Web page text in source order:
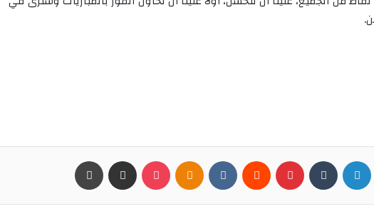
.
تويتر لينكدإن بينتيريست Odnoklassniki
بوكيت مشاركة عبر البريد